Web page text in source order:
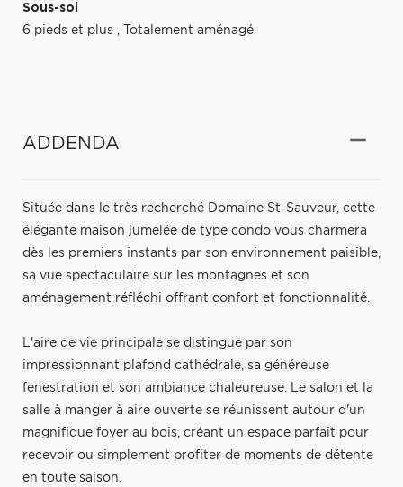
Sous-sol
6 pieds et plus , Totalement aménagé
ADDENDA
Située dans le très recherché Domaine St-Sauveur, cette
élégante maison jumelée de type condo vous charmera
dès les premiers instants par son environnement paisible,
sa vue spectaculaire sur les montagnes et son
aménagement réfléchi offrant confort et fonctionnalité.
L'aire de vie principale se distingue par son
impressionnant plafond cathédrale, sa généreuse
fenestration et son ambiance chaleureuse. Le salon et la
salle à manger à aire ouverte se réunissent autour d'un
magnifique foyer au bois, créant un espace parfait pour
recevoir ou simplement profiter de moments de détente
en toute saison.